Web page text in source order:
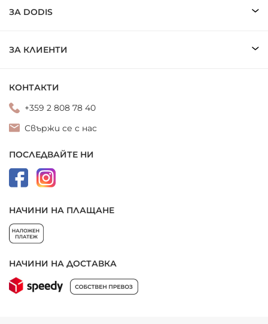
ЗА DODIS
ЗА КЛИЕНТИ
КОНТАКТИ
+359 2 808 78 40
Свържи се с нас
ПОСЛЕДВАЙТЕ НИ
НАЧИНИ НА ПЛАЩАНЕ
НАЧИНИ НА ДОСТАВКА